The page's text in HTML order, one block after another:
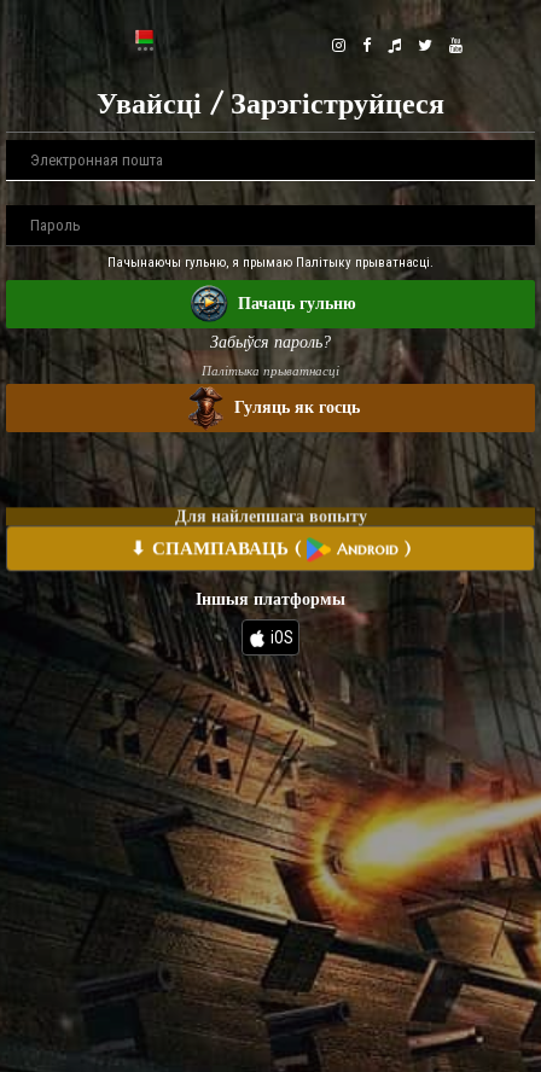
Увайсці / Зарэгіструйцеся
Пачынаючы гульню, я прымаю Палітыку прыватнасці.
Пачаць гульню
Забыўся пароль?
Палітыка прыватнасці
Гуляць як госць
Для найлепшага вопыту
⬇ СПАМПАВАЦЬ ( Android )
Іншыя платформы
iOS